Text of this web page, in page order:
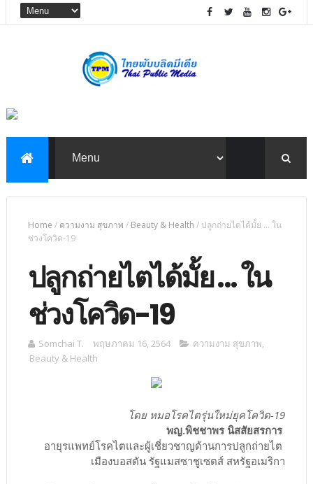
Home / ความงาม สุขภาพ / Beauty & Health / ปลูกถ่ายไตได้มั้ย ... ใน
ช่วงโควิด-19
ปลูกถ่ายไตได้มั้ย ... ใน
ช่วงโควิด-19
Somchai T. พฤษภาคม 16, 2564 ความงาม สุขภาพ,
Beauty & Health
โดย หมอโรคไตรุ่นใหม่ยุคโควิด-19
พญ.พิชชาพร นิสสัยสรการ
อายุรแพทย์โรคไตและผู้เชี่ยวชาญด้านการปลูกถ่ายไต
เมืองบอสตัน รัฐแมสซาชูเซตส์ สหรัฐอเมริกา